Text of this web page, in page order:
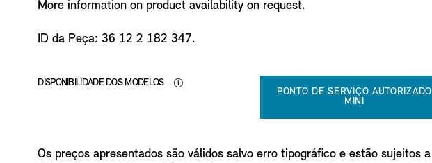
More information on product availability on request.
ID da Peça: 36 12 2 182 347.
DISPONIBILIDADE DOS MODELOS
PONTO DE SERVIÇO AUTORIZADO
MINI
Os preços apresentados são válidos salvo erro tipográfico e estão sujeitos a